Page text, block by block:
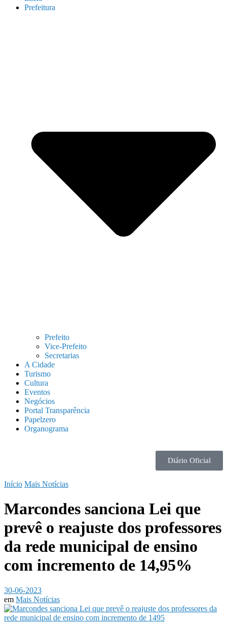
Prefeitura
Prefeito
Vice-Prefeito
Secretarias
A Cidade
Turismo
Cultura
Eventos
Negócios
Portal Transparência
Papelzero
Organograma
Diário Oficial
Início Mais Notícias
Marcondes sanciona Lei que
prevê o reajuste dos professores
da rede municipal de ensino
com incremento de 14,95%
30-06-2023
em Mais Notícias